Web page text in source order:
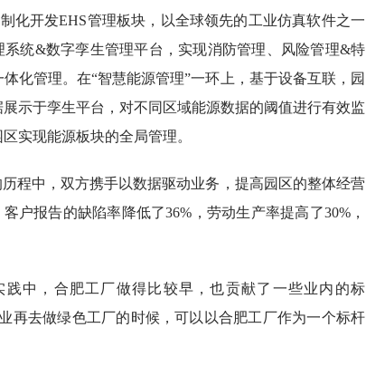
化开发EHS管理板块，以全球领先的工业仿真软件之一
统&数字孪生管理平台，实现消防管理、风险管理&特
化管理。在“智慧能源管理”一环上，基于设备互联，园
示于孪生平台，对不同区域能源数据的阈值进行有效监
实现能源板块的全局管理。
程中，双方携手以数据驱动业务，提高园区的整体经营
户报告的缺陷率降低了36%，劳动生产率提高了30%，
践中，合肥工厂做得比较早，也贡献了一些业内的标
再去做绿色工厂的时候，可以以合肥工厂作为一个标杆